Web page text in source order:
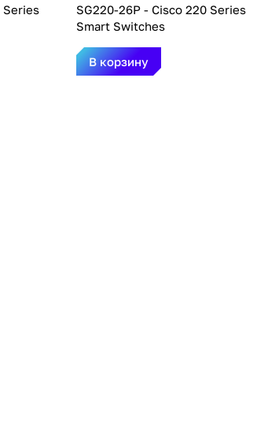
Series
SG220-26P - Cisco 220 Series
Smart Switches
В корзину